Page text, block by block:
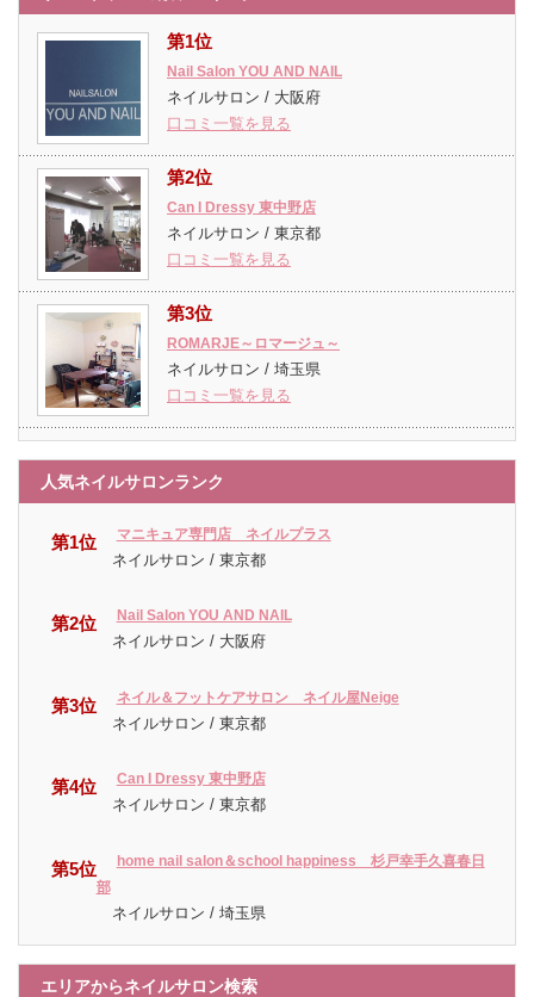
第1位
Nail Salon YOU AND NAIL
ネイルサロン / 大阪府
口コミ一覧を見る
第2位
Can I Dressy 東中野店
ネイルサロン / 東京都
口コミ一覧を見る
第3位
ROMARJE～ロマージュ～
ネイルサロン / 埼玉県
口コミ一覧を見る
人気ネイルサロンランク
第1位 マニキュア専門店 ネイルプラス
ネイルサロン / 東京都
第2位 Nail Salon YOU AND NAIL
ネイルサロン / 大阪府
第3位 ネイル＆フットケアサロン ネイル屋Neige
ネイルサロン / 東京都
第4位 Can I Dressy 東中野店
ネイルサロン / 東京都
第5位
home nail salon＆school happiness 杉戸幸手久喜春日
部
ネイルサロン / 埼玉県
エリアからネイルサロン検索